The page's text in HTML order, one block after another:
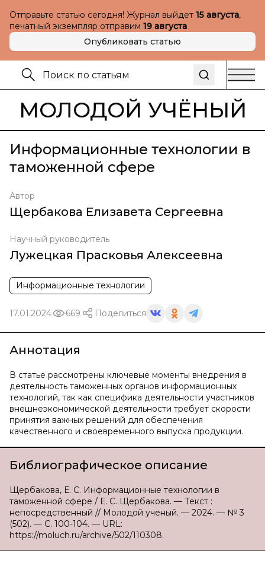
Отправьте статью сегодня! Журнал выйдет 15 августа,
печатный экземпляр отправим 19 августа
Опубликовать статью
МОЛОДОЙ УЧЁНЫЙ
Информационные технологии в
таможенной сфере
Автор
Щербакова Елизавета Сергеевна
Научный руководитель
Лужецкая Прасковья Алексеевна
Информационные технологии
17.01.2024 669 Поделиться
Аннотация
В статье рассмотрены ключевые моменты внедрения в
деятельность таможенных органов информационных
технологий, так как специфика деятельности участников
внешнеэкономической деятельности требует скорости
принятия важных решений для обеспечения
качественного и своевременного выпуска продукции.
Библиографическое описание
Щербакова, Е. С. Информационные технологии в
таможенной сфере / Е. С. Щербакова. — Текст :
непосредственный // Молодой ученый. — 2024. — № 3
(502). — С. 100-104. — URL:
https://moluch.ru/archive/502/110308.